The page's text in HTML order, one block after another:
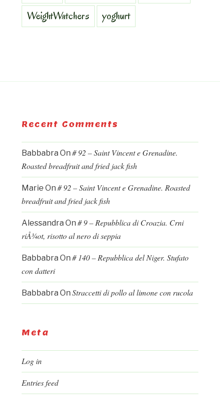
WeightWatchers
yoghurt
Recent Comments
Babbabra On # 92 – Saint Vincent e Grenadine.
Roasted breadfruit and fried jack fish
Marie On # 92 – Saint Vincent e Grenadine. Roasted
breadfruit and fried jack fish
Alessandra On # 9 – Repubblica di Croazia. Crni
riÅ¾ot, risotto al nero di seppia
Babbabra On # 140 – Repubblica del Niger. Stufato
con datteri
Babbabra On Straccetti di pollo al limone con rucola
Meta
Log in
Entries feed